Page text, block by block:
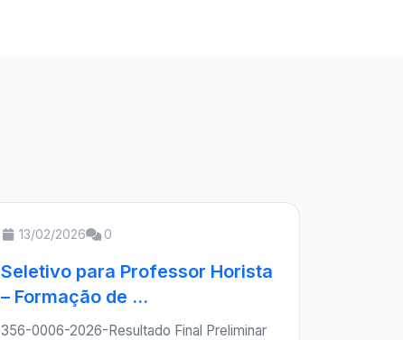
13/02/2026 0
Seletivo para Professor Horista
– Formação de ...
356-0006-2026-Resultado Final Preliminar